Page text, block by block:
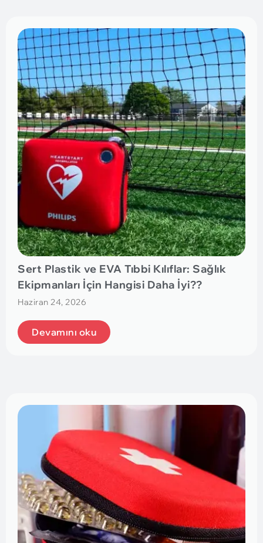
Sert Plastik ve EVA Tıbbi Kılıflar: Sağlık
Ekipmanları İçin Hangisi Daha İyi??
Haziran 24, 2026
Devamını oku